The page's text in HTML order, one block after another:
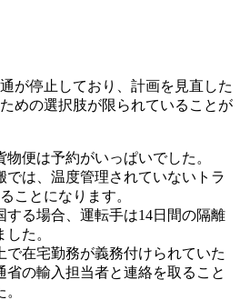
が停止しており、計画を見直した
めの選択肢が限られていることが
便は予約がいっぱいでした。
では、温度管理されていないトラ
ことになります。
する場合、運転手は14日間の隔離
た。
で在宅勤務が義務付けられていた
省の輸入担当者と連絡を取ること